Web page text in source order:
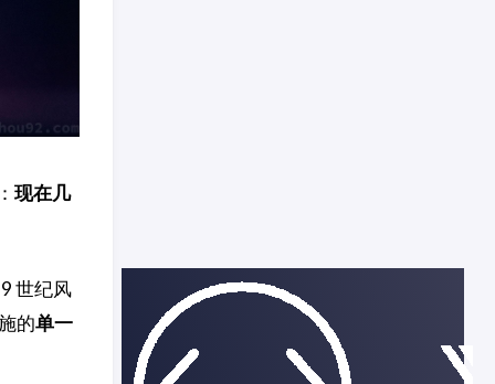
现在几
世纪风
的单一